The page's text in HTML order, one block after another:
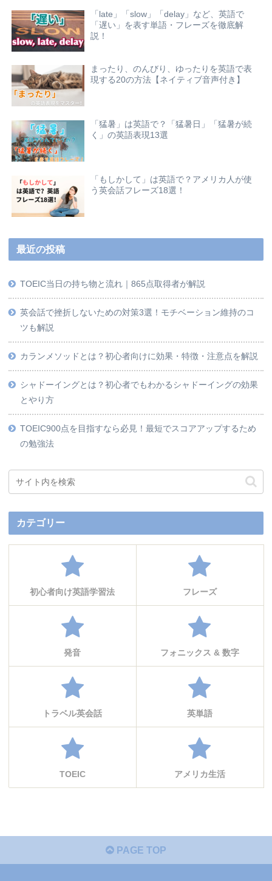
「late」「slow」「delay」など、英語で
「遅い」を表す単語・フレーズを徹底解
説！
まったり、のんびり、ゆったりを英語で表
現する20の方法【ネイティブ音声付き】
「猛暑」は英語で？「猛暑日」「猛暑が続
く」の英語表現13選
「もしかして」は英語で？アメリカ人が使
う英会話フレーズ18選！
最近の投稿
TOEIC当日の持ち物と流れ｜865点取得者が解説
英会話で挫折しないための対策3選！モチベーション維持のコ
ツも解説
カランメソッドとは？初心者向けに効果・特徴・注意点を解説
シャドーイングとは？初心者でもわかるシャドーイングの効果
とやり方
TOEIC900点を目指すなら必見！最短でスコアアップするため
の勉強法
カテゴリー
初心者向け英語学習法 フレーズ
発音 フォニックス & 数字
トラベル英会話 英単語
TOEIC アメリカ生活
PAGE TOP